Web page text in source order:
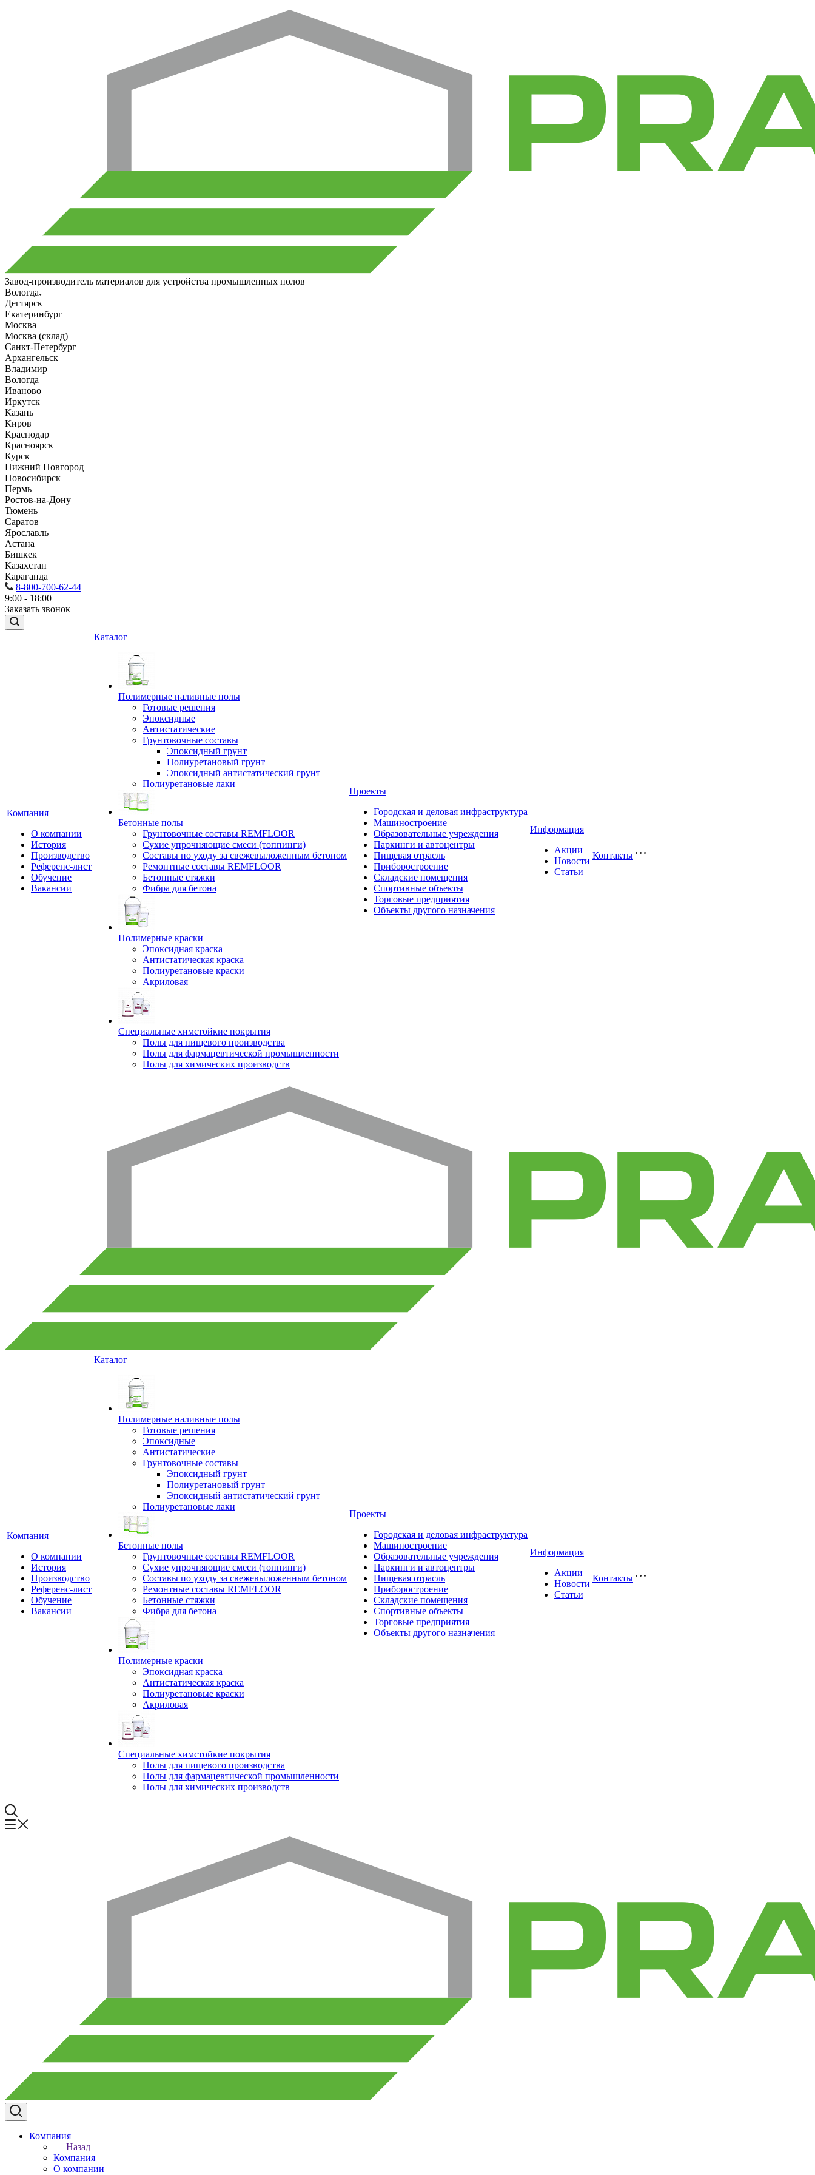
Завод-производитель материалов для устройства промышленных полов
Вологда
Дегтярск
Екатеринбург
Москва
Москва (склад)
Санкт-Петербург
Архангельск
Владимир
Вологда
Иваново
Иркутск
Казань
Киров
Краснодар
Красноярск
Курск
Нижний Новгород
Новосибирск
Пермь
Ростов-на-Дону
Тюмень
Саратов
Ярославль
Астана
Бишкек
Казахстан
Караганда
8-800-700-62-44
9:00 - 18:00
Заказать звонок
Компания
О компании
История
Производство
Референс-лист
Обучение
Вакансии
Каталог
Полимерные наливные полы
Готовые решения
Эпоксидные
Антистатические
Грунтовочные составы
Эпоксидный грунт
Полиуретановый грунт
Эпоксидный антистатический грунт
Полиуретановые лаки
Бетонные полы
Грунтовочные составы REMFLOOR
Сухие упрочняющие смеси (топпинги)
Составы по уходу за свежевыложенным бетоном
Ремонтные составы REMFLOOR
Бетонные стяжки
Фибра для бетона
Полимерные краски
Эпоксидная краска
Антистатическая краска
Полиуретановые краски
Акриловая
Специальные химстойкие покрытия
Полы для пищевого производства
Полы для фармацевтической промышленности
Полы для химических производств
Проекты
Городская и деловая инфраструктура
Машиностроение
Образовательные учреждения
Паркинги и автоцентры
Пищевая отрасль
Приборостроение
Складские помещения
Спортивные объекты
Торговые предприятия
Объекты другого назначения
Информация
Акции
Новости
Статьи
Контакты
Компания
О компании
История
Производство
Референс-лист
Обучение
Вакансии
Каталог
Полимерные наливные полы
Готовые решения
Эпоксидные
Антистатические
Грунтовочные составы
Эпоксидный грунт
Полиуретановый грунт
Эпоксидный антистатический грунт
Полиуретановые лаки
Бетонные полы
Грунтовочные составы REMFLOOR
Сухие упрочняющие смеси (топпинги)
Составы по уходу за свежевыложенным бетоном
Ремонтные составы REMFLOOR
Бетонные стяжки
Фибра для бетона
Полимерные краски
Эпоксидная краска
Антистатическая краска
Полиуретановые краски
Акриловая
Специальные химстойкие покрытия
Полы для пищевого производства
Полы для фармацевтической промышленности
Полы для химических производств
Проекты
Городская и деловая инфраструктура
Машиностроение
Образовательные учреждения
Паркинги и автоцентры
Пищевая отрасль
Приборостроение
Складские помещения
Спортивные объекты
Торговые предприятия
Объекты другого назначения
Информация
Акции
Новости
Статьи
Контакты
Компания
Назад
Компания
О компании